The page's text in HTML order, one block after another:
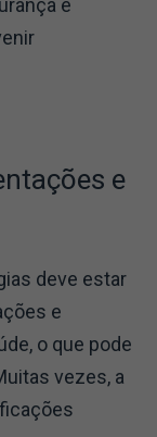
e
e
deve estar
e
o que pode
vezes, a